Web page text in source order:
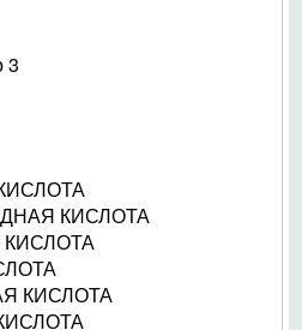
3
КИСЛОТА
КИСЛОТА
КИСЛОТА